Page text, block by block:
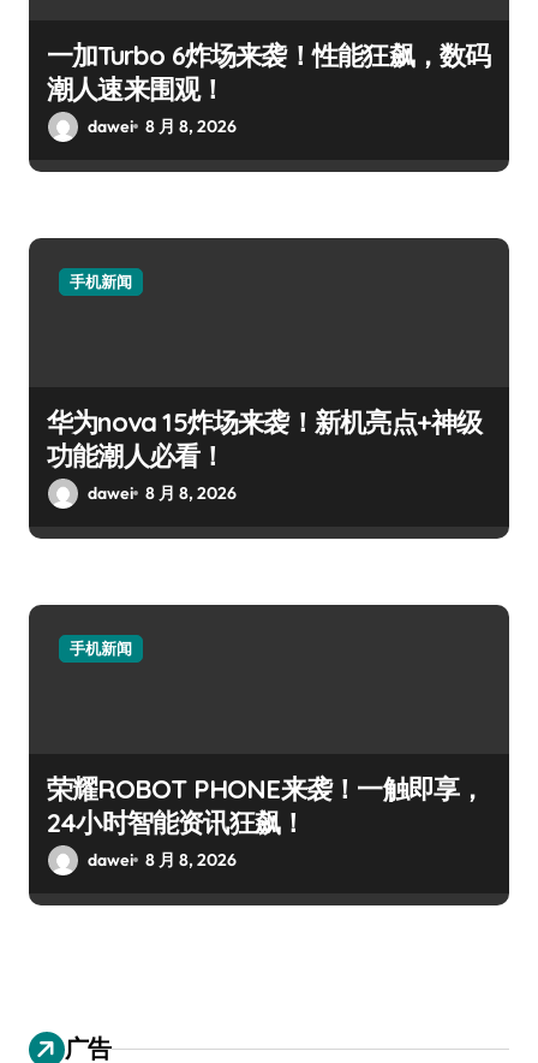
一加Turbo 6炸场来袭！性能狂飙，数码
潮人速来围观！
dawei 8 月 8, 2026
手机新闻
华为nova 15炸场来袭！新机亮点+神级
功能潮人必看！
dawei 8 月 8, 2026
手机新闻
荣耀ROBOT PHONE来袭！一触即享，
24小时智能资讯狂飙！
dawei 8 月 8, 2026
广告